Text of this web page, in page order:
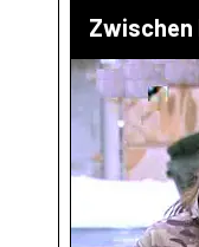
Zwischen